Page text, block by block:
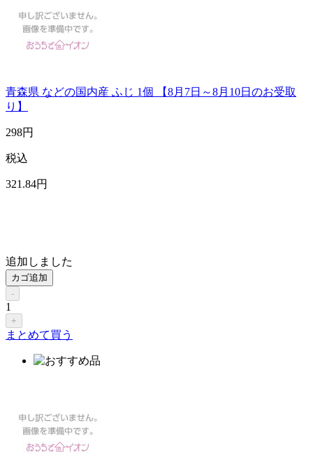
青森県 などの国内産 ふじ 1個 【8月7日～8月10日のお受取
り】
298円
税込
321 .84円
追加しました
カゴ追加
-
1
+
まとめて買う